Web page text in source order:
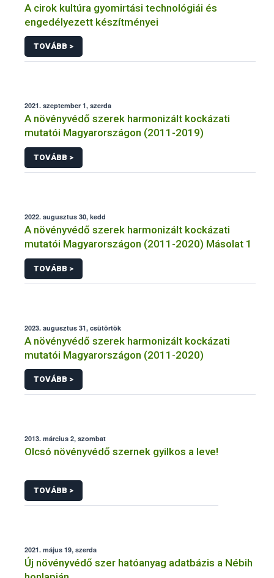
A cirok kultúra gyomirtási technológiái és
engedélyezett készítményei
TOVÁBB >
2021. szeptember 1, szerda
A növényvédő szerek harmonizált kockázati
mutatói Magyarországon (2011-2019)
TOVÁBB >
2022. augusztus 30, kedd
A növényvédő szerek harmonizált kockázati
mutatói Magyarországon (2011-2020) Másolat 1
TOVÁBB >
2023. augusztus 31, csütörtök
A növényvédő szerek harmonizált kockázati
mutatói Magyarországon (2011-2020)
TOVÁBB >
2013. március 2, szombat
Olcsó növényvédő szernek gyilkos a leve!
TOVÁBB >
2021. május 19, szerda
Új növényvédő szer hatóanyag adatbázis a Nébih